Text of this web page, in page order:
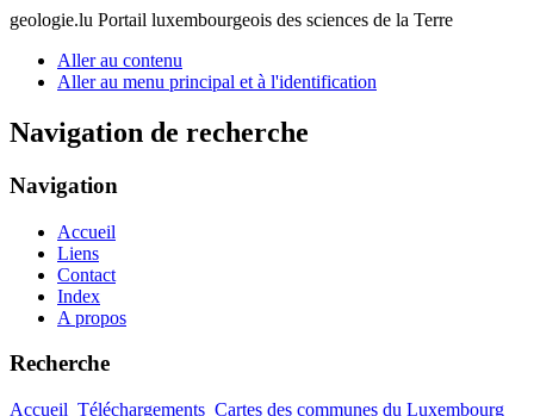
geologie.lu Portail luxembourgeois des sciences de la Terre
Aller au contenu
Aller au menu principal et à l'identification
Navigation de recherche
Navigation
Accueil
Liens
Contact
Index
A propos
Recherche
Accueil Téléchargements Cartes des communes du Luxembourg